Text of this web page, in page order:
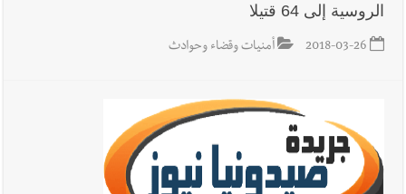
الروسية إلى 64 قتيلا
2018-03-26 أمنيات وقضاء وحوادث